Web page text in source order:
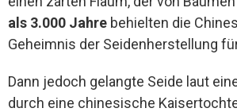
als 3.000 Jahre behielten die
Geheimnis der Seidenherstellung
Dann jedoch gelangte Seide laut
durch eine chinesische